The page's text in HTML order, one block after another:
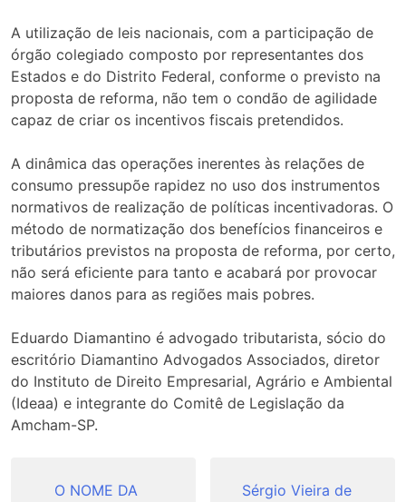
A utilização de leis nacionais, com a participação de
órgão colegiado composto por representantes dos
Estados e do Distrito Federal, conforme o previsto na
proposta de reforma, não tem o condão de agilidade
capaz de criar os incentivos fiscais pretendidos.
A dinâmica das operações inerentes às relações de
consumo pressupõe rapidez no uso dos instrumentos
normativos de realização de políticas incentivadoras. O
método de normatização dos benefícios financeiros e
tributários previstos na proposta de reforma, por certo,
não será eficiente para tanto e acabará por provocar
maiores danos para as regiões mais pobres.
Eduardo Diamantino é advogado tributarista, sócio do
escritório Diamantino Advogados Associados, diretor
do Instituto de Direito Empresarial, Agrário e Ambiental
(Ideaa) e integrante do Comitê de Legislação da
Amcham-SP.
O NOME DA
Sérgio Vieira de